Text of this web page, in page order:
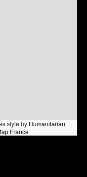
style by Humanitarian
France